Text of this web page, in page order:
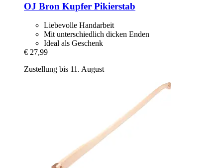
OJ Bron Kupfer Pikierstab
Liebevolle Handarbeit
Mit unterschiedlich dicken Enden
Ideal als Geschenk
€ 27,99
Zustellung bis 11. August